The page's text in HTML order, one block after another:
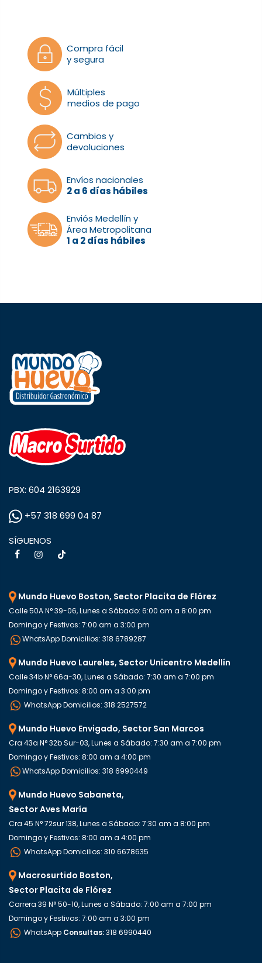
Compra fácil
y segura
Múltiples
medios de pago
Cambios y
devoluciones
Envíos nacionales
2 a 6 días hábiles
Enviós Medellín y
Área Metropolitana
1 a 2 días hábiles
PBX: 604 2163929
+57 318 699 04 87
SÍGUENOS
Mundo Huevo Boston, Sector Placita de Flórez
Calle 50A N° 39-06, Lunes a Sábado: 6:00 am a 8:00 pm
Domingo y Festivos: 7:00 am a 3:00 pm
WhatsApp Domicilios: 318 6789287
Mundo Huevo Laureles, Sector Unicentro Medellín
Calle 34b N° 66a-30, Lunes a Sábado: 7:30 am a 7:00 pm
Domingo y Festivos: 8:00 am a 3:00 pm
WhatsApp Domicilios: 318 2527572
Mundo Huevo Envigado, Sector San Marcos
Cra 43a N° 32b Sur-03, Lunes a Sábado: 7:30 am a 7:00 pm
Domingo y Festivos: 8:00 am a 4:00 pm
WhatsApp Domicilios: 318 6990449
Mundo Huevo Sabaneta,
Sector Aves María
Cra 45 N° 72sur 138, Lunes a Sábado: 7:30 am a 8:00 pm
Domingo y Festivos: 8:00 am a 4:00 pm
WhatsApp Domicilios: 310 6678635
Macrosurtido Boston,
Sector Placita de Flórez
Carrera 39 N° 50-10, Lunes a Sábado: 7:00 am a 7:00 pm
Domingo y Festivos: 7:00 am a 3:00 pm
WhatsApp Consultas:318 6990440